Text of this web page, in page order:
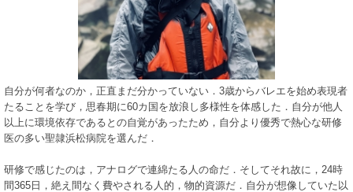
自分が何者なのか，正直まだ分かっていない．3歳からバレエを始め表現者
たることを学び，思春期に60カ国を放浪し多様性を体感した．自分が他人
以上に環境依存であるとの自覚があったため，自分より優秀で熱心な研修
医の多い聖隷浜松病院を選んだ．
研修で感じたのは，アナログで連綿たる人の命だ．そしてそれ故に，24時
間365日，絶え間なく費やされる人的，物的資源だ．自分が想像していた以